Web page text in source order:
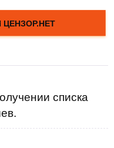
списка